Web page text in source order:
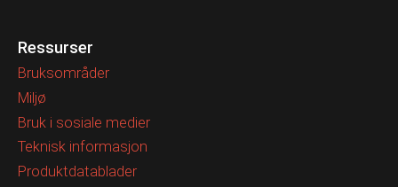
Ressurser
Bruksområder
Miljø
Bruk i sosiale medier
Teknisk informasjon
Produktdatablader